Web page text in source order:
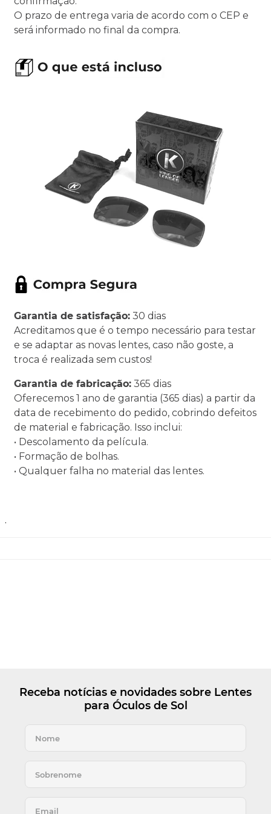
O prazo de entrega varia de acordo com o CEP e
será informado no final da compra.
Garantia de satisfação: 30 dias
Acreditamos que é o tempo necessário para testar
e se adaptar as novas lentes, caso não goste, a
troca é realizada sem custos!
Garantia de fabricação: 365 dias
Oferecemos 1 ano de garantia (365 dias) a partir da
data de recebimento do pedido, cobrindo defeitos
de material e fabricação. Isso inclui:
• Descolamento da película.
• Formação de bolhas.
• Qualquer falha no material das lentes.
.
Receba notícias e novidades sobre Lentes
para Óculos de Sol